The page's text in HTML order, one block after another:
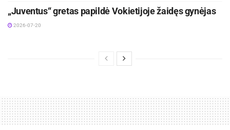
„Juventus“ gretas papildė Vokietijoje žaidęs gynėjas
2026-07-20